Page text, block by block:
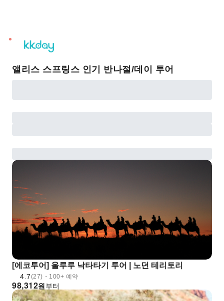
unread
notifications
앨리스 스프링스 인기 반나절/데이 투어
[에코투어] 울루루 낙타타기 투어 | 노던 테리토리
4.7(27)・100+ 예약
원
98,312 부터